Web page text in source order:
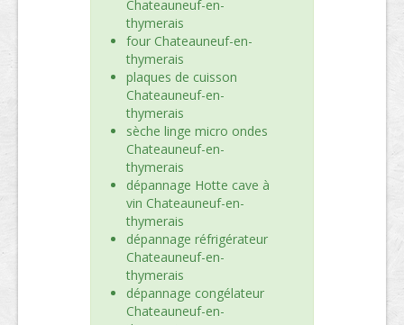
Chateauneuf-en-
thymerais
four Chateauneuf-en-
thymerais
plaques de cuisson
Chateauneuf-en-
thymerais
sèche linge micro ondes
Chateauneuf-en-
thymerais
dépannage Hotte cave à
vin Chateauneuf-en-
thymerais
dépannage réfrigérateur
Chateauneuf-en-
thymerais
dépannage congélateur
Chateauneuf-en-